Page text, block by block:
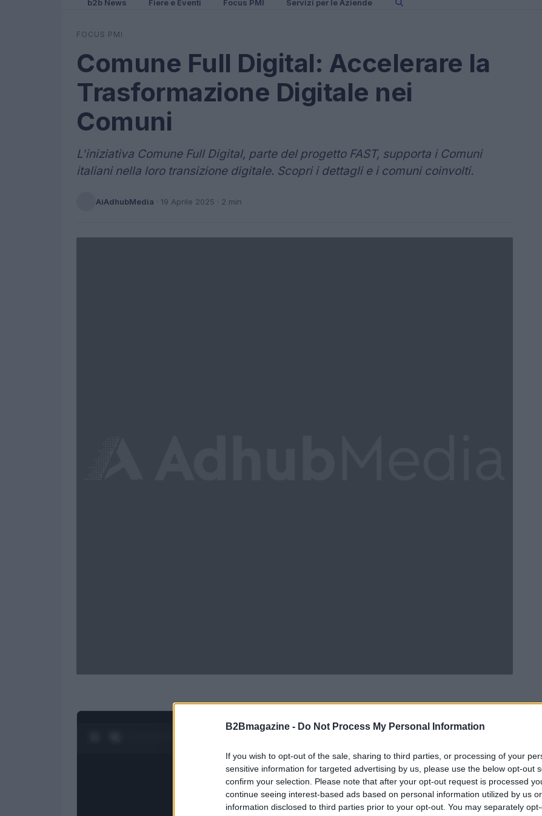
B2Bmagazine - Do Not Process My Personal Information
If you wish to opt-out of the sale, sharing to third parties, or processing of your
sensitive information for targeted advertising by us, please use the below opt-out
confirm your selection. Please note that after your opt-out request is processed
continue seeing interest-based ads based on personal information utilized by us
information disclosed to third parties prior to your opt-out. You may separately
b2b News Fiere e Eventi Focus PMI Servizi per le Aziende
FOCUS PMI
Comune Full Digital: Accelerare la
Trasformazione Digitale nei
Comuni
L'iniziativa Comune Full Digital, parte del progetto FAST, supporta i Comuni
italiani nella loro transizione digitale. Scopri i dettagli e i comuni coinvolti.
AiAdhubMedia · 19 Aprile 2025 · 2 min